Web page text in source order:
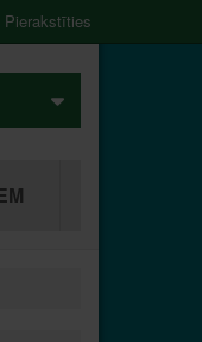
Pierakstīties